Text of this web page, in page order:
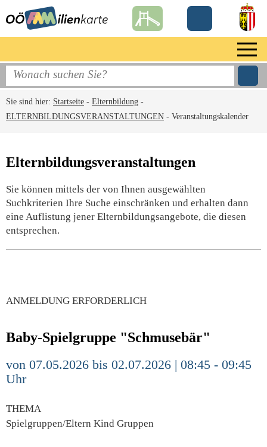
Sie sind hier: Startseite - Elternbildung -
ELTERNBILDUNGSVERANSTALTUNGEN - Veranstaltungskalender
Elternbildungsveranstaltungen
Sie können mittels der von Ihnen ausgewählten
Suchkriterien Ihre Suche einschränken und erhalten dann
eine Auflistung jener Elternbildungsangebote, die diesen
entsprechen.
ANMELDUNG ERFORDERLICH
Baby-Spielgruppe "Schmusebär"
von 07.05.2026 bis 02.07.2026 | 08:45 - 09:45
Uhr
THEMA
Spielgruppen/Eltern Kind Gruppen